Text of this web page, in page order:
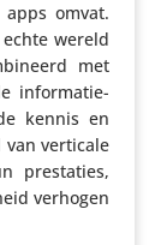
omvat.
wereld
met
infor­ma­tie­
kennis en
van verticale
pres­ta­ties,
verhogen